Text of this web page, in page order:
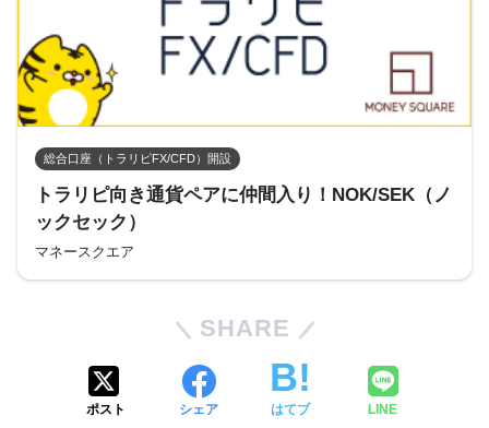
総合口座（トラリピFX/CFD）開設
トラリピ向き通貨ペアに仲間入り！NOK/SEK（ノ
ックセック）
マネースクエア
SHARE
ポスト シェア はてブ LINE